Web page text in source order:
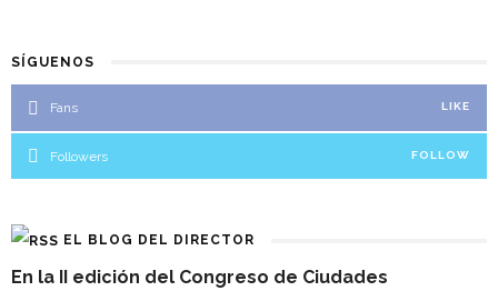
SÍGUENOS
Fans LIKE
Followers FOLLOW
EL BLOG DEL DIRECTOR
En la II edición del Congreso de Ciudades